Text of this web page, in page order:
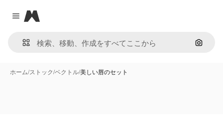
Close menu
Magnific
画像で
ホーム/ストック/ベクトル/美しい唇のセット